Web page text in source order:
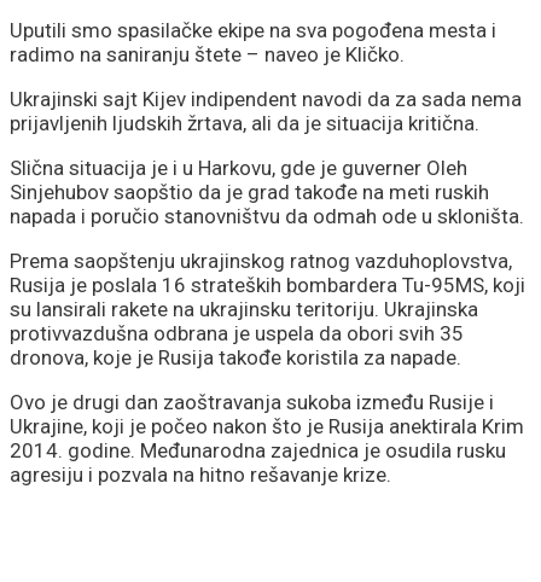
Uputili smo spasilačke ekipe na sva pogođena mesta i
radimo na saniranju štete – naveo je Kličko.
Ukrajinski sajt Kijev indipendent navodi da za sada nema
prijavljenih ljudskih žrtava, ali da je situacija kritična.
Slična situacija je i u Harkovu, gde je guverner Oleh
Sinjehubov saopštio da je grad takođe na meti ruskih
napada i poručio stanovništvu da odmah ode u skloništa.
Prema saopštenju ukrajinskog ratnog vazduhoplovstva,
Rusija je poslala 16 strateških bombardera Tu-95MS, koji
su lansirali rakete na ukrajinsku teritoriju. Ukrajinska
protivvazdušna odbrana je uspela da obori svih 35
dronova, koje je Rusija takođe koristila za napade.
Ovo je drugi dan zaoštravanja sukoba između Rusije i
Ukrajine, koji je počeo nakon što je Rusija anektirala Krim
2014. godine. Međunarodna zajednica je osudila rusku
agresiju i pozvala na hitno rešavanje krize.